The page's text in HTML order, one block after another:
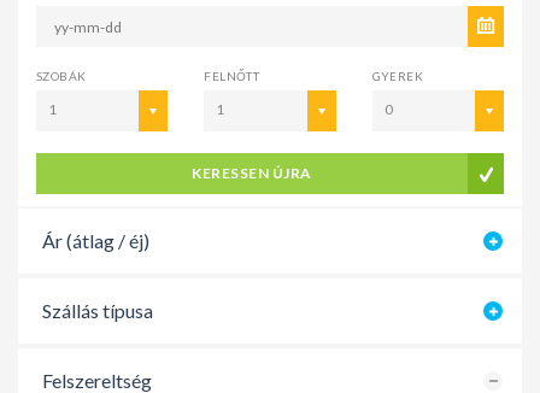
SZOBÁK
1
FELNŐTT
1
GYEREK
0
KERESSEN ÚJRA
Ár (átlag / éj)
Szállás típusa
Felszereltség